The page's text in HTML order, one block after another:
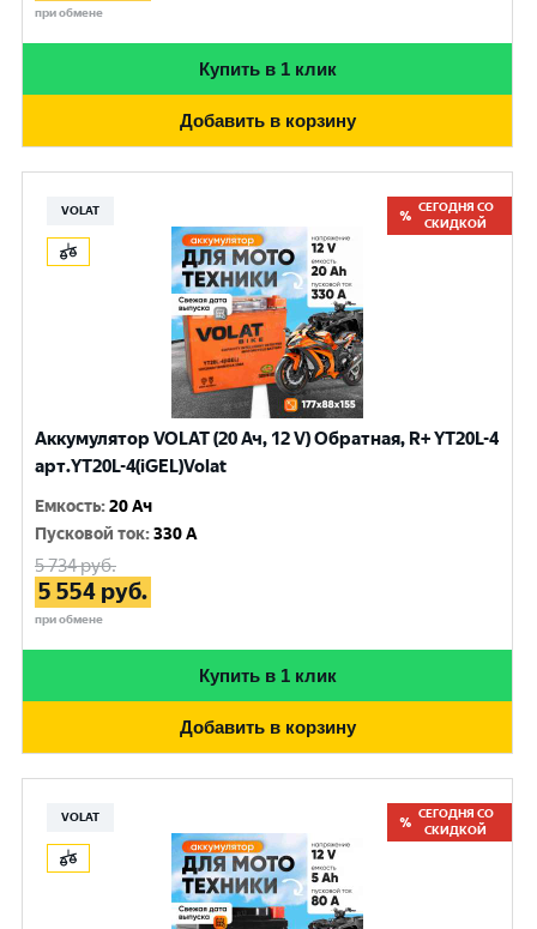
при обмене
Купить в 1 клик
Добавить в корзину
VOLAT
СЕГОДНЯ СО
СКИДКОЙ
Аккумулятор VOLAT (20 Ач, 12 V) Обратная, R+ YT20L-4
арт.YT20L-4(iGEL)Volat
Емкость:20 Ач
Пусковой ток:330 A
5 734руб.
5 554 руб.
при обмене
Купить в 1 клик
Добавить в корзину
VOLAT
СЕГОДНЯ СО
СКИДКОЙ